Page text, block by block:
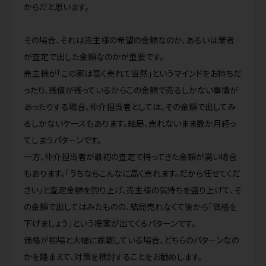
からだと思います。
その場合、それは売主様の希望の金額なのか、あるいは業者
が査定で出した金額なのかが重要です。
売主様が「この家は高く売れて当然」というマインドをお持ちだ
ったり、残債が残っているからこの金額で売るしかない事情が
あったりする場合、仲介担当者としては、その金額で出してみ
るしかないケースもあります。結局、売れないまま数か月経っ
てしまうパターンです。
一方、仲介担当者が最初の査定で持ってきた金額が高い場合
もあります。「うちならこんなに高く売れます。だから任せてくだ
さい」と査定金額を釣り上げ、売主様の気持ちを盛り上げて、そ
の金額で出してはみたものの、結局売れなくて後から「価格を
下げましょう」という提案が出てくるパターンです。
価格が相場と大幅に乖離している場合、どちらのパターンなの
かを踏まえて、対策を検討することをお勧めします。